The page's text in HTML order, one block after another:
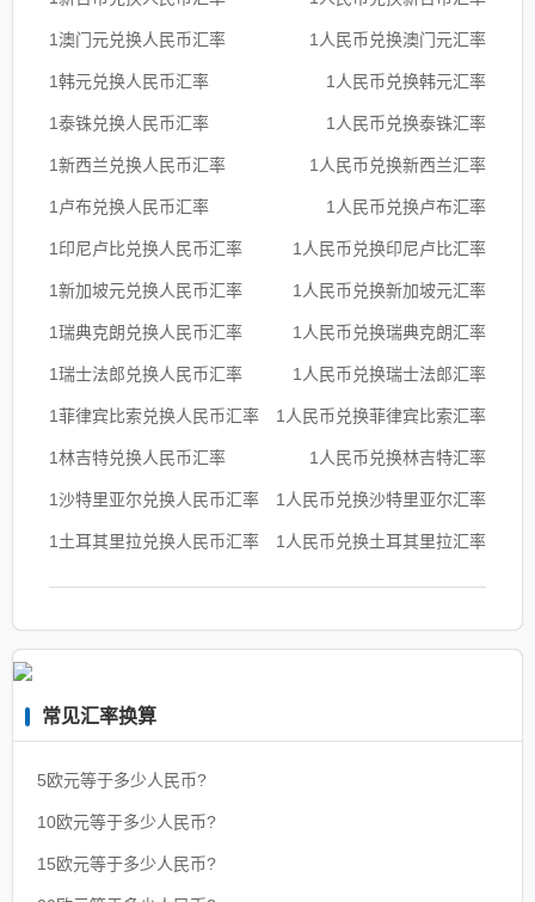
1澳门元兑换人民币汇率 1人民币兑换澳门元汇率
1韩元兑换人民币汇率 1人民币兑换韩元汇率
1泰铢兑换人民币汇率 1人民币兑换泰铢汇率
1新西兰兑换人民币汇率 1人民币兑换新西兰汇率
1卢布兑换人民币汇率 1人民币兑换卢布汇率
1印尼卢比兑换人民币汇率 1人民币兑换印尼卢比汇率
1新加坡元兑换人民币汇率 1人民币兑换新加坡元汇率
1瑞典克朗兑换人民币汇率 1人民币兑换瑞典克朗汇率
1瑞士法郎兑换人民币汇率 1人民币兑换瑞士法郎汇率
1菲律宾比索兑换人民币汇率 1人民币兑换菲律宾比索汇率
1林吉特兑换人民币汇率 1人民币兑换林吉特汇率
1沙特里亚尔兑换人民币汇率 1人民币兑换沙特里亚尔汇率
1土耳其里拉兑换人民币汇率 1人民币兑换土耳其里拉汇率
常见汇率换算
5欧元等于多少人民币?
10欧元等于多少人民币?
15欧元等于多少人民币?